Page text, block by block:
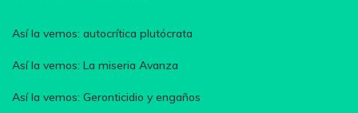
Así la vemos: autocrítica plutócrata
Así la vemos: La miseria Avanza
Así la vemos: Geronticidio y engaños